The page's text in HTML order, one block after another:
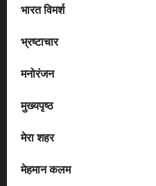
भारत विमर्श
भ्रष्टाचार
मनोरंजन
मुख्यपृष्ठ
मेरा शहर
मेहमान कलम